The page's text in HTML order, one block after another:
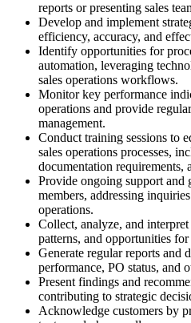
reports or presenting sales
Develop and implement
efficiency, accuracy, and
Identify opportunities for
automation, leveraging
sales operations workflows.
Monitor key performance
operations and provide
management.
Conduct training sessions to
sales operations processes,
documentation requirements,
Provide ongoing support and
members, addressing
operations.
Collect, analyze, and
patterns, and opportunities
Generate regular reports and
performance, PO status, and
Present findings and
contributing to strategic
Acknowledge customers by